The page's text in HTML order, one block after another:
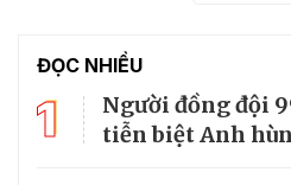
ĐỌC NHIỀU
1
Người đồng đội
tiễn biệt Anh